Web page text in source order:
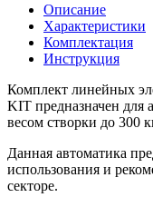
Описание
Характеристики
Комплектация
Инструкция
Комплект линейных
KIT предназначен для
весом створки до 300
Данная автоматика
использования и
секторе.